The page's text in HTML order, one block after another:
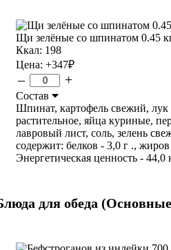
Щи зелёные со шпинатом 0.45
Ккал: 198
Цена: +347₽
– +
Состав
Шпинат, картофель свежий, лук
растительное, яйца куриные,
лавровый лист, соль, зелень
содержит: белков - 3,0 г ., жиров
Энергетическая ценность - 44,0
для обеда